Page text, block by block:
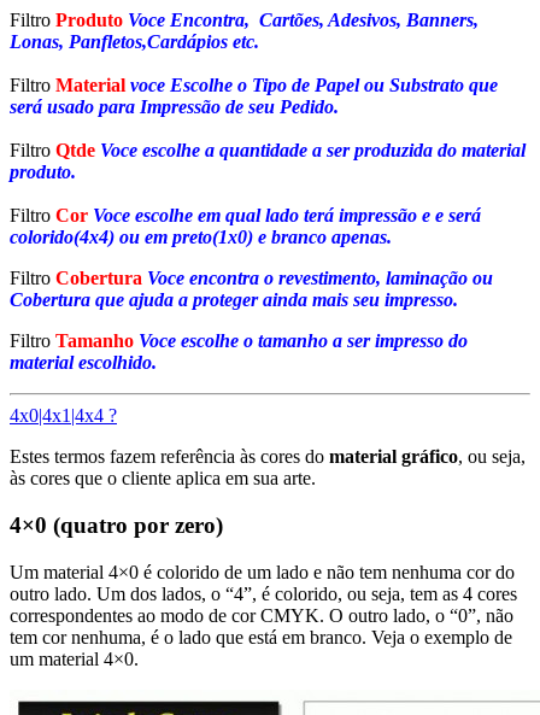
Filtro Produto Voce Encontra, Cartões, Adesivos, Banners,
Lonas, Panfletos,Cardápios etc.
Filtro Material voce Escolhe o Tipo de Papel ou Substrato que
será usado para Impressão de seu Pedido.
Filtro Qtde Voce escolhe a quantidade a ser produzida do material
produto.
Filtro Cor Voce escolhe em qual lado terá impressão e e será
colorido(4x4) ou em preto(1x0) e branco apenas.
Filtro Cobertura Voce encontra o revestimento, laminação ou
Cobertura que ajuda a proteger ainda mais seu impresso.
Filtro Tamanho Voce escolhe o tamanho a ser impresso do
material escolhido.
4x0|4x1|4x4 ?
Estes termos fazem referência às cores do material gráfico, ou seja,
às cores que o cliente aplica em sua arte.
4×0 (quatro por zero)
Um material 4×0 é colorido de um lado e não tem nenhuma cor do
outro lado. Um dos lados, o “4”, é colorido, ou seja, tem as 4 cores
correspondentes ao modo de cor CMYK. O outro lado, o “0”, não
tem cor nenhuma, é o lado que está em branco. Veja o exemplo de
um material 4×0.